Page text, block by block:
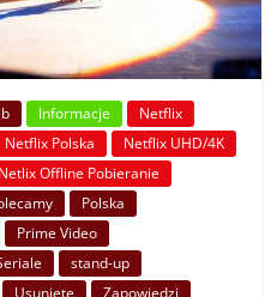
Informacje
Netflix
Netflix Polska
Netflix UHD/4K
Netlix Offline Pobieranie
Polska
Prime Video
stand-up
Usunięte
Zapowiedzi